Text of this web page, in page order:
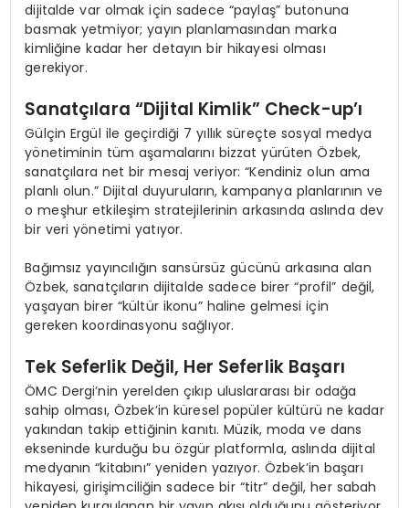
dijitalde var olmak için sadece “paylaş” butonuna
basmak yetmiyor; yayın planlamasından marka
kimliğine kadar her detayın bir hikayesi olması
gerekiyor.
Sanatçılara “Dijital Kimlik” Check-up’ı
Gülçin Ergül ile geçirdiği 7 yıllık süreçte sosyal medya
yönetiminin tüm aşamalarını bizzat yürüten Özbek,
sanatçılara net bir mesaj veriyor: “Kendiniz olun ama
planlı olun.” Dijital duyuruların, kampanya planlarının ve
o meşhur etkileşim stratejilerinin arkasında aslında dev
bir veri yönetimi yatıyor.
Bağımsız yayıncılığın sansürsüz gücünü arkasına alan
Özbek, sanatçıların dijitalde sadece birer “profil” değil,
yaşayan birer “kültür ikonu” haline gelmesi için
gereken koordinasyonu sağlıyor.
Tek Seferlik Değil, Her Seferlik Başarı
ÖMC Dergi’nin yerelden çıkıp uluslararası bir odağa
sahip olması, Özbek’in küresel popüler kültürü ne kadar
yakından takip ettiğinin kanıtı. Müzik, moda ve dans
ekseninde kurduğu bu özgür platformla, aslında dijital
medyanın “kitabını” yeniden yazıyor. Özbek’in başarı
hikayesi, girişimciliğin sadece bir “titr” değil, her sabah